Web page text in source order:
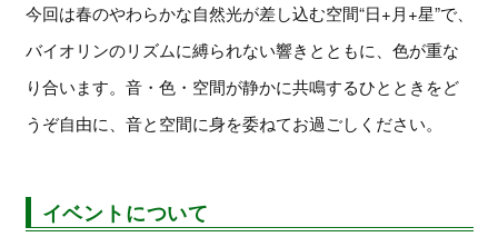
今回は春のやわらかな自然光が差し込む空間“日+月+星”で、
バイオリンのリズムに縛られない響きとともに、色が重な
り合います。音・色・空間が静かに共鳴するひとときをど
うぞ自由に、音と空間に身を委ねてお過ごしください。
イベントについて